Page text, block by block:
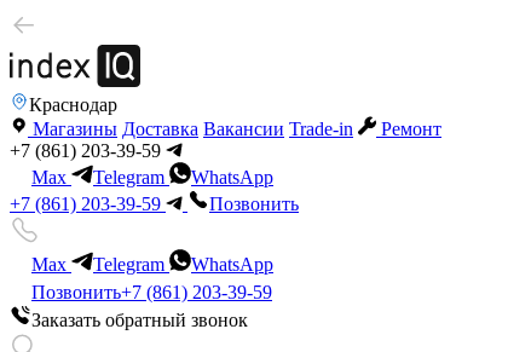
Краснодар
Магазины Доставка Вакансии Trade-in
Ремонт
+7 (861) 203-39-59
Max
Telegram
WhatsApp
+7 (861) 203-39-59
Позвонить
Max Telegram
WhatsApp
Позвонить+7 (861) 203-39-59
Заказать обратный звонок